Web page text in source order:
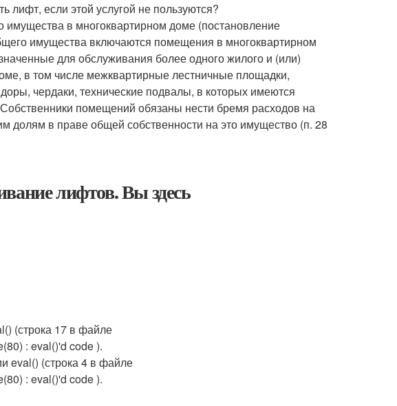
лифт, если этой услугой не пользуются?
в многоквартирном доме (постановление
имущества включаются помещения в многоквартирном
для обслуживания более одного жилого и (или)
в том числе межквартирные лестничные площадки,
чердаки, технические подвалы, в которых имеются
помещений обязаны нести бремя расходов на
долям в праве общей собственности на это имущество (п. 28
лифтов. Вы здесь
(строка 17 в файле
: eval()'d code ).
eval() (строка 4 в файле
: eval()'d code ).